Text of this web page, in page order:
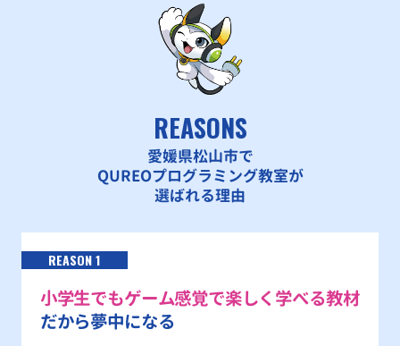
REASONS
愛媛県松山市で
QUREOプログラミング教室が
選ばれる理由
REASON 1
小学生でもゲーム感覚で楽しく学べる教材
だから夢中になる